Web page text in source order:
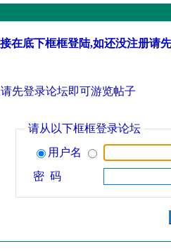
在底下框框登陆,如还没注册请
先登录论坛即可游览帖子
请从以下框框登录论坛
用户名
密 码